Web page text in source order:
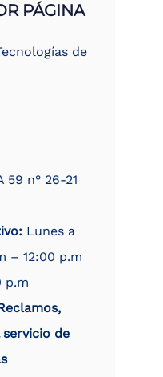
PÁGINA
de
59 n° 26-21
Lunes a
– 12:00 p.m
p.m
de